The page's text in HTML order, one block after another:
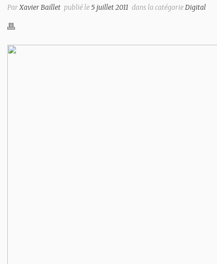
ParXavier Baillet publié le5 juillet 2011 dans la catégorieDigital